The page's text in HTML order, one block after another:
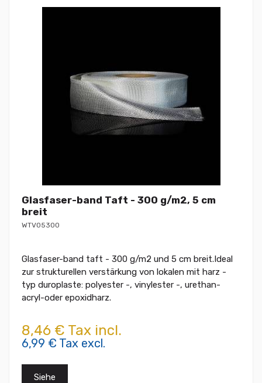
Glasfaser-band Taft - 300 g/m2, 5 cm
breit
WTV05300
Glasfaser-band taft - 300 g/m2 und 5 cm breit.Ideal
zur strukturellen verstärkung von lokalen mit harz -
typ duroplaste: polyester -, vinylester -, urethan-
acryl-oder epoxidharz.
8,46 € Tax incl.
6,99 € Tax excl.
Siehe